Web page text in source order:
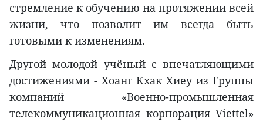
стремление к обучению на протяжении всей
жизни, что позволит им всегда быть
готовыми к изменениям.
Другой молодой учёный с впечатляющими
достижениями - Хоанг Кхак Хиеу из Группы
компаний «Военно-промышленная
телекоммуникационная корпорация Viettel»